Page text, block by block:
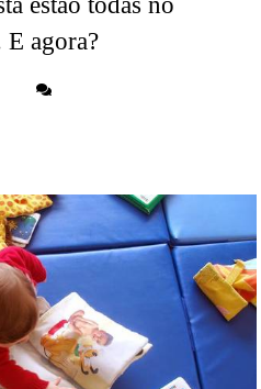
E agora?